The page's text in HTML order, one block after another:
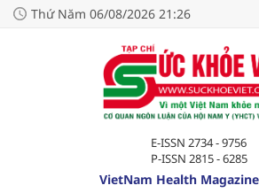
Thứ Năm 06/08/2026 21:26
E-ISSN 2734 - 9756
P-ISSN 2815 - 6285
VietNam Health